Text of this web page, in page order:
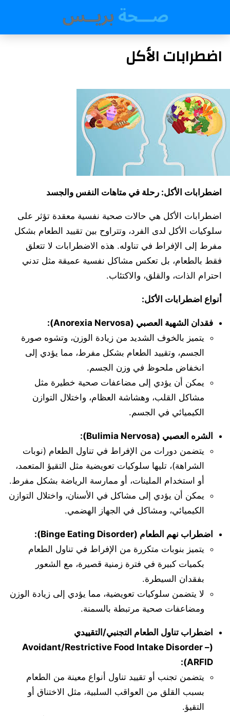
اضطرابات الأكل
اضطرابات الأكل: رحلة في متاهات النفس والجسد
اضطرابات الأكل هي حالات صحية نفسية معقدة تؤثر على
سلوكيات الأكل لدى الفرد، وتتراوح بين تقييد الطعام بشكل
مفرط إلى الإفراط في تناوله. هذه الاضطرابات لا تتعلق
فقط بالطعام، بل تعكس مشاكل نفسية عميقة مثل تدني
احترام الذات، والقلق، والاكتئاب.
أنواع اضطرابات الأكل:
فقدان الشهية العصبي (Anorexia Nervosa):
يتميز بالخوف الشديد من زيادة الوزن، وتشوه صورة
الجسم، وتقييد الطعام بشكل مفرط، مما يؤدي إلى
انخفاض ملحوظ في وزن الجسم.
يمكن أن يؤدي إلى مضاعفات صحية خطيرة مثل
مشاكل القلب، وهشاشة العظام، واختلال التوازن
الكيميائي في الجسم.
الشره العصبي (Bulimia Nervosa):
يتضمن دورات من الإفراط في تناول الطعام (نوبات
الشراهة)، تليها سلوكيات تعويضية مثل التقيؤ المتعمد،
أو استخدام الملينات، أو ممارسة الرياضة بشكل مفرط.
يمكن أن يؤدي إلى مشاكل في الأسنان، واختلال التوازن
الكيميائي، ومشاكل في الجهاز الهضمي.
اضطراب نهم الطعام (Binge Eating Disorder):
يتميز بنوبات متكررة من الإفراط في تناول الطعام
بكميات كبيرة في فترة زمنية قصيرة، مع الشعور
بفقدان السيطرة.
لا يتضمن سلوكيات تعويضية، مما يؤدي إلى زيادة الوزن
ومضاعفات صحية مرتبطة بالسمنة.
اضطراب تناول الطعام التجنبي/التقييدي
(Avoidant/Restrictive Food Intake Disorder –
ARFID):
يتضمن تجنب أو تقييد تناول أنواع معينة من الطعام
بسبب القلق من العواقب السلبية، مثل الاختناق أو
التقيؤ.